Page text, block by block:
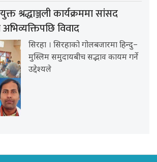
श्रद्धाञ्जली कार्यक्रममा सांसद
विवाद
सिरहा । सिरहाको गोलबजारमा हिन्दु–
मुस्लिम समुदायबीच सद्भाव कायम गर्ने
उद्देश्यले